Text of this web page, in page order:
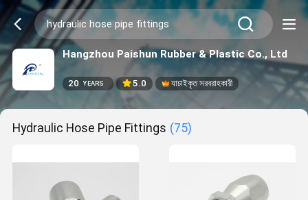
Hangzhou Paishun Rubber & Plastic Co., Ltd
20 YEARS 5.0 যাচাইকৃত সরবরাহকারী
Hydraulic Hose Pipe Fittings (75)